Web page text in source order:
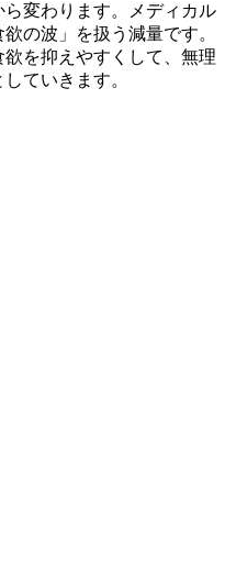
変わります。メディカル
の波」を扱う減量です。
を抑えやすくして、無理
ていきます。